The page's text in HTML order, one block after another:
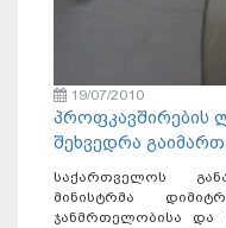
19/07/2010
პროფკავშირების
შეხვედრა
საქართველოს
მინისტრმა
ჯანმრთელობისა და